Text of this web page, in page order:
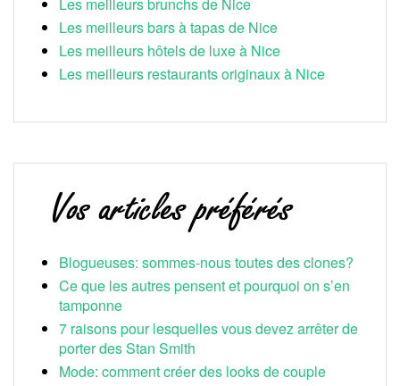
Les meilleurs bars à tapas de Nice
Les meilleurs hôtels de luxe à Nice
Les meilleurs restaurants originaux à Nice
Blogueuses: sommes-nous toutes des clones?
Ce que les autres pensent et pourquoi on s’en
tamponne
7 raisons pour lesquelles vous devez arrêter de
porter des Stan Smith
Mode: comment créer des looks de couple